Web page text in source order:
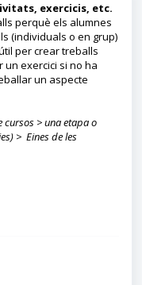
exercicis, etc.
perquè els alumnes
(individuals o en grup)
per crear treballs
un exercici si no ha
un aspecte
cursos > una etapa o
> Eines de les